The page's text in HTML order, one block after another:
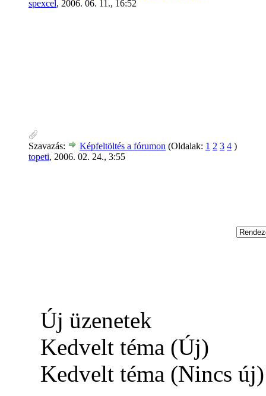
spexcel, 2006. 06. 11., 16:52
Szavazás: Képfeltöltés a fórumon (Oldalak: 1 2 3 4 )
topeti, 2006. 02. 24., 3:55
Új üzenetek
Kedvelt téma (Új)
Kedvelt téma (Nincs új)